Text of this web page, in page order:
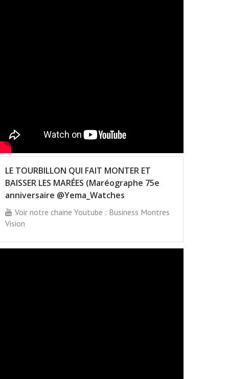
LE TOURBILLON QUI FAIT MONTER ET
BAISSER LES MARÉES (Maréographe 75e
anniversaire @Yema_Watches
Voir notre chaine Youtube : Business Montres
Vision